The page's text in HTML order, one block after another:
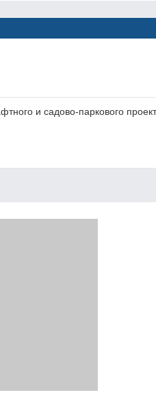
и садово-паркового